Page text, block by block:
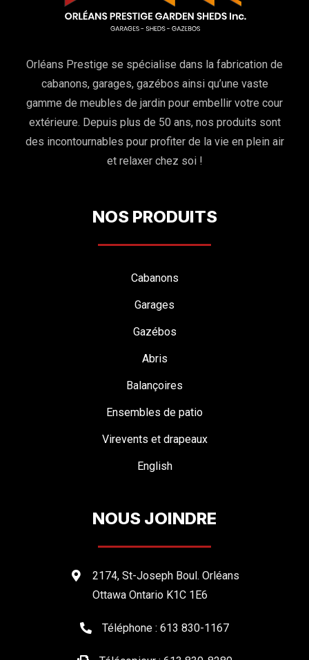
Orléans Prestige se spécialise dans la fabrication de
cabanons, garages, gazébos ainsi qu’une vaste
gamme de meubles de jardin pour embellir votre cour
extérieure. Depuis plus de 50 ans, nos produits sont
des incontournables pour profiter de la vie en plein air
et relaxer chez soi !
NOS PRODUITS
Cabanons
Garages
Gazébos
Abris
Balançoires
Ensembles de patio
Virevents et drapeaux
English
NOUS JOINDRE
2174, St-Joseph Boul. Orléans
Ottawa Ontario K1C 1E6
Téléphone : 613 830-1167